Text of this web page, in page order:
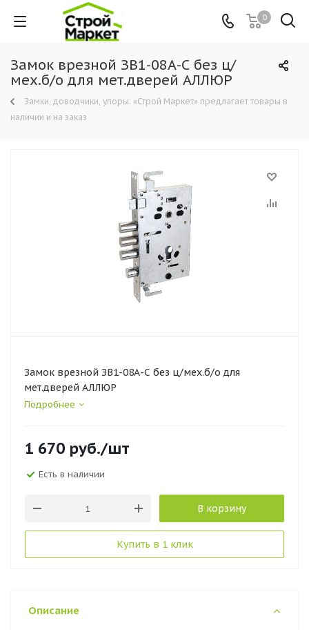
0
Замок врезной ЗВ1-08А-С без ц/
мех.б/о для мет.дверей АЛЛЮР
Замки, доводчики, упоры: «Строй Маркет» предлагает товары в
наличии и на заказ
Замок врезной ЗВ1-08А-С без ц/мех.б/о для
мет.дверей АЛЛЮР
Подробнее
1 670 руб./шт
Есть в наличии
В корзину
Купить в 1 клик
Описание